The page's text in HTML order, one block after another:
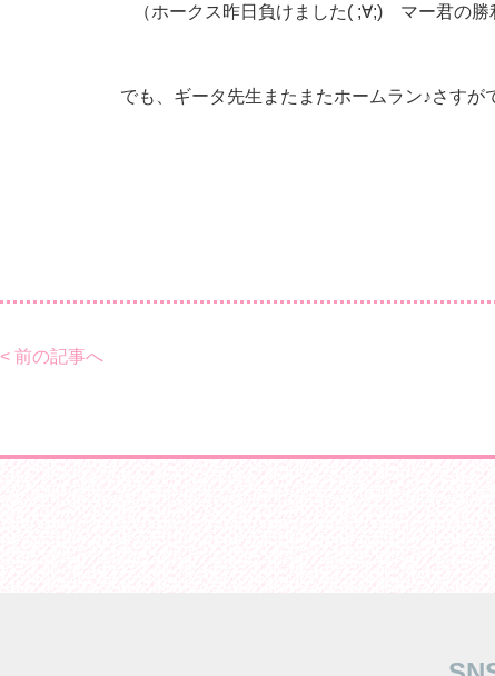
（ホークス昨日負けました( ;∀;) マー君の
でも、ギータ先生またまたホームラン♪さすが
< 前の記事へ